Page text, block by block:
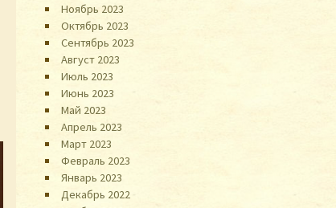
Ноябрь 2023
Октябрь 2023
Сентябрь 2023
Август 2023
Июль 2023
Июнь 2023
Май 2023
Апрель 2023
Март 2023
Февраль 2023
Январь 2023
Декабрь 2022